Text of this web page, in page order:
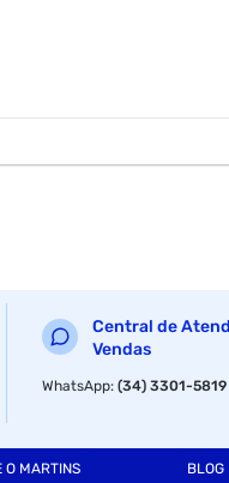
Central de
Vendas
WhatsApp:(34) 3301-5819
O MARTINS BLOG